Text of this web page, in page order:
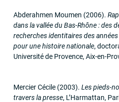
Abderahmen Moumen (2006).
dans la vallée du Bas-Rhône : des
recherches identitaires des
pour une histoire nationale,
Université de Provence,Aix-en-
Mercier Cécile (2003). Les pieds-
travers la presse, L’Harmattan,